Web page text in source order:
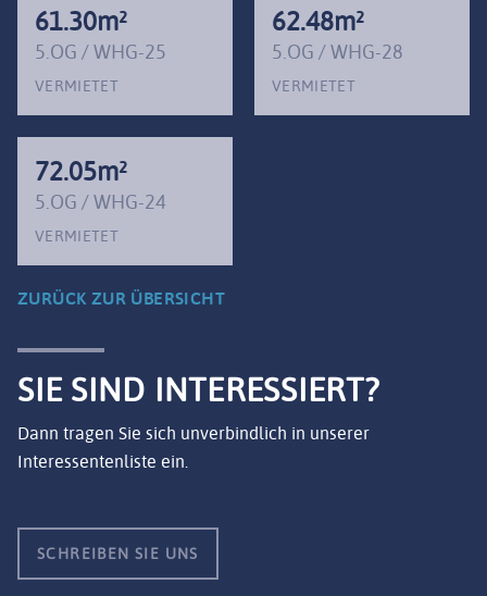
61.30m²
5.OG / WHG-25
VERMIETET
62.48m²
5.OG / WHG-28
VERMIETET
72.05m²
5.OG / WHG-24
VERMIETET
ZURÜCK ZUR ÜBERSICHT
SIE SIND INTERESSIERT?
Dann tragen Sie sich unverbindlich in unserer
Interessentenliste ein.
SCHREIBEN SIE UNS